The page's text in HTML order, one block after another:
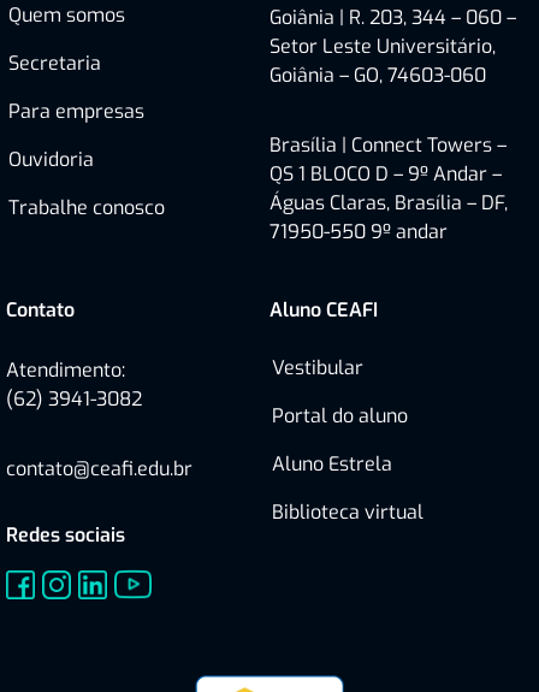
Quem somos
Secretaria
Para empresas
Ouvidoria
Trabalhe conosco
Goiânia | R. 203, 344 – 060 –
Setor Leste Universitário,
Goiânia – GO, 74603-060
Brasília | Connect Towers –
QS 1 BLOCO D – 9º Andar –
Águas Claras, Brasília – DF,
71950-550 9º andar
Contato
Atendimento:
(62) 3941-3082
contato@ceafi.edu.br
Redes sociais
Aluno CEAFI
Vestibular
Portal do aluno
Aluno Estrela
Biblioteca virtual